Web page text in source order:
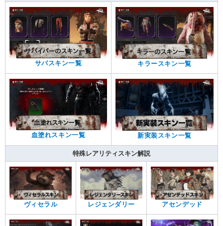
サバスキン一覧 キラースキン一覧
血塗れスキン一覧 新実装スキン一覧
特殊レアリティスキン解説
ヴィセラル レジェンダリー アセンデッド